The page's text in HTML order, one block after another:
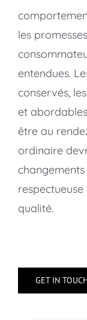
les
entendues.
conservés,
et
être au
ordinaire
qualité.
GET IN